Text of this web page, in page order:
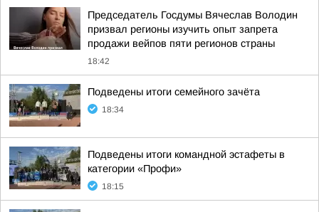
Председатель Госдумы Вячеслав Володин
призвал регионы изучить опыт запрета
продажи вейпов пяти регионов страны
18:42
Подведены итоги семейного зачёта
18:34
Подведены итоги командной эстафеты в
категории «Профи»
18:15